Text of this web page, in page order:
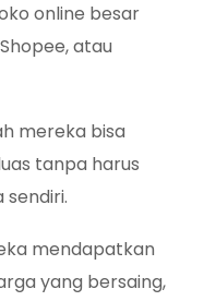
online besar
atau
mereka bisa
tanpa harus
mendapatkan
yang bersaing,